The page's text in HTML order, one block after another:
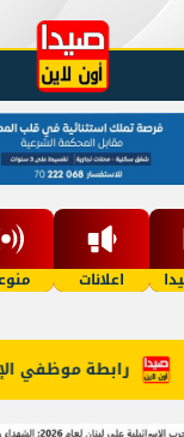
اعلانات
موظفي الإدارة العامة